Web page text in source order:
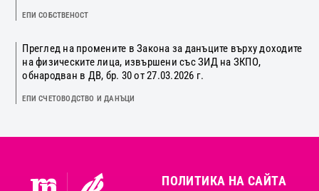
ЕПИ СОБСТВЕНОСТ
Преглед на промените в Закона за данъците върху доходите
на физическите лица, извършени със ЗИД на ЗКПО,
обнародван в ДВ, бр. 30 от 27.03.2026 г.
ЕПИ СЧЕТОВОДСТВО И ДАНЪЦИ
ПОЛИТИКА НА САЙТА